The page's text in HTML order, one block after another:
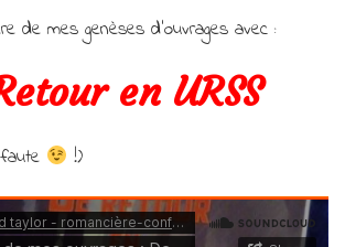
de mes genèses d’ouvrages avec :
en URSS
!)